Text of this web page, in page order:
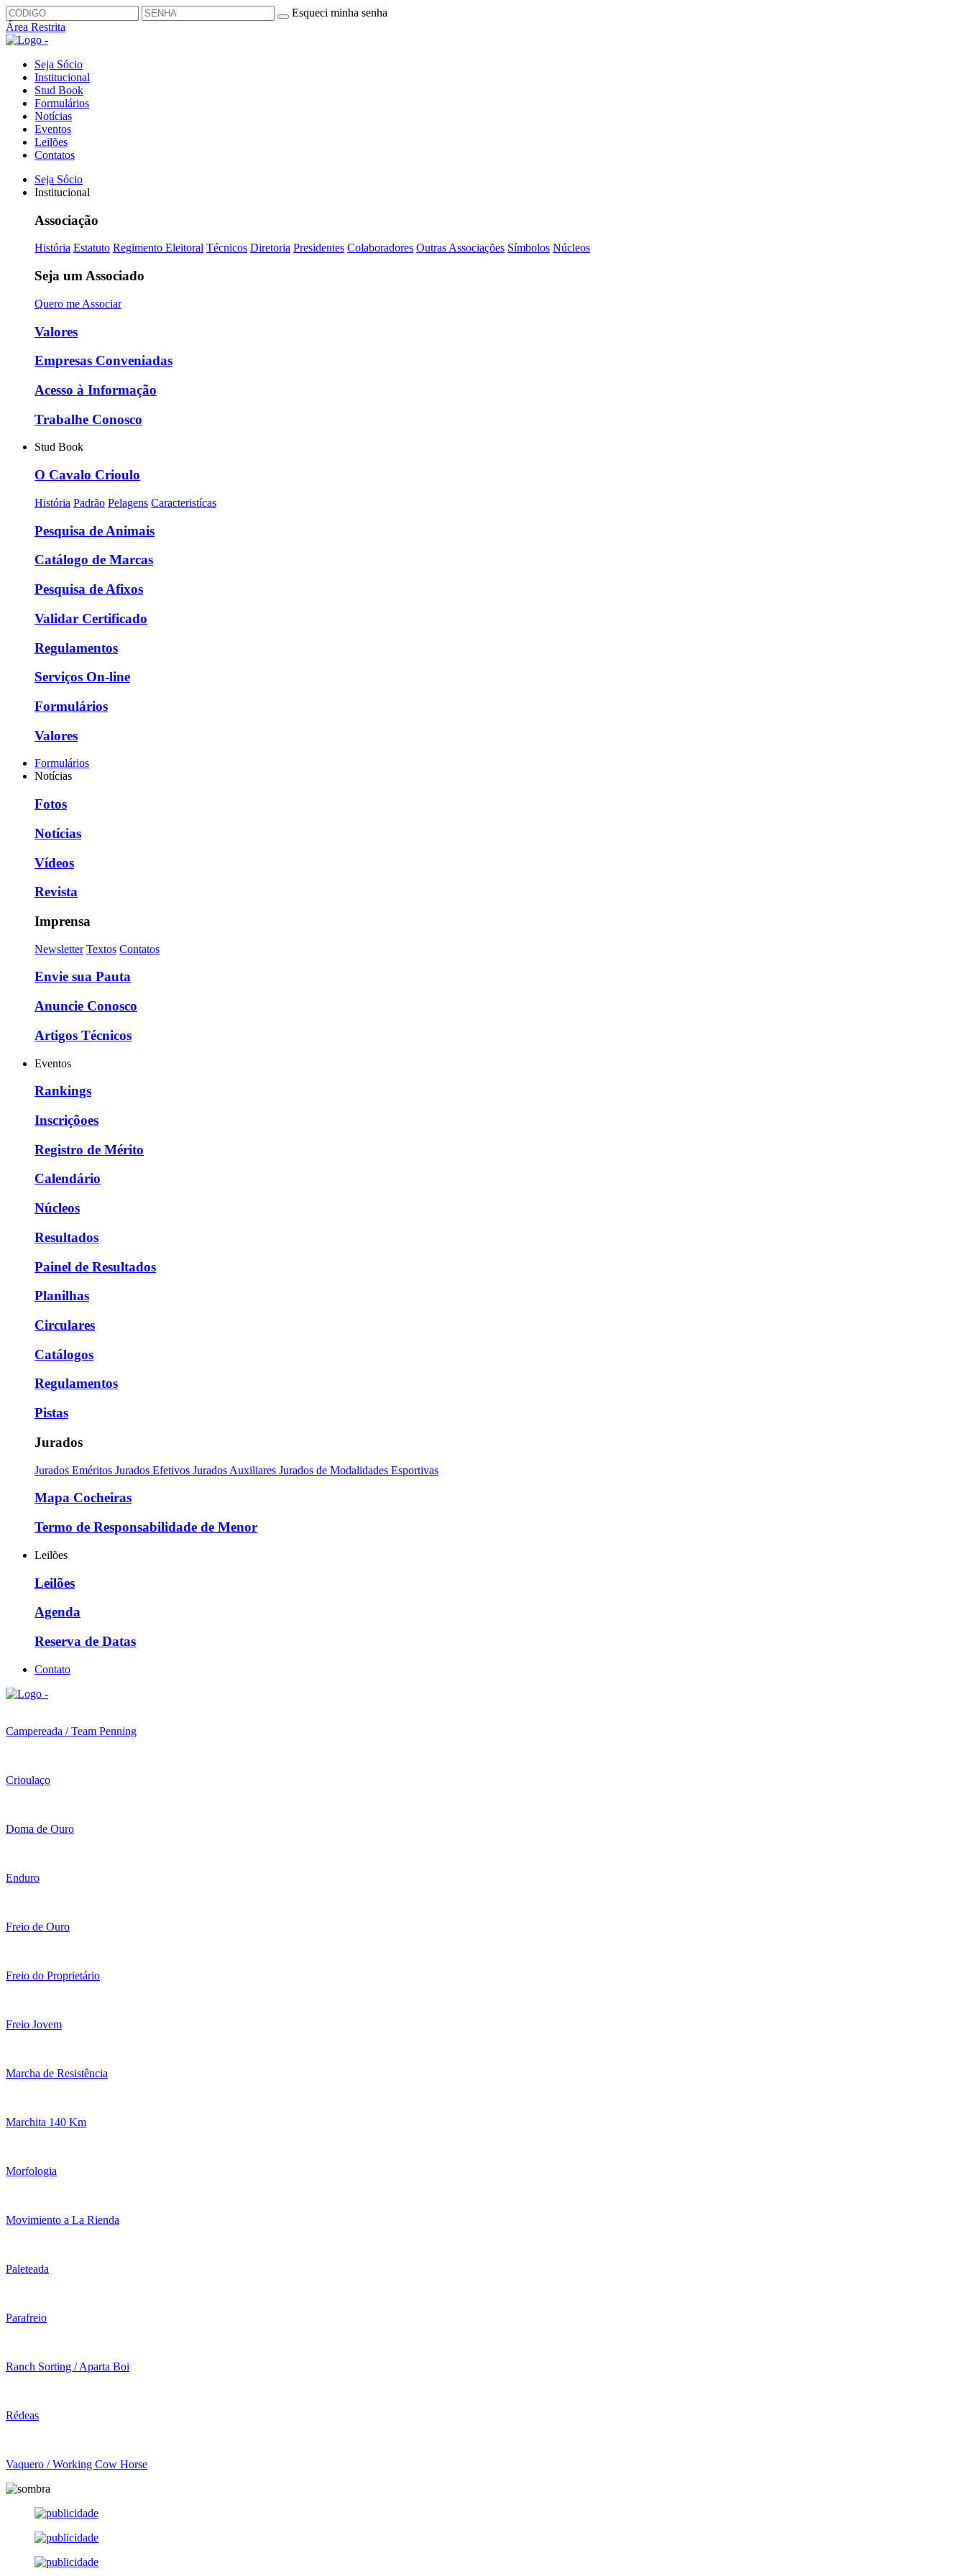
Esqueci minha senha
Área Restrita
Seja Sócio
Institucional
Stud Book
Formulários
Notícias
Eventos
Leilões
Contatos
Seja Sócio
Institucional
Associação
História Estatuto Regimento Eleitoral Técnicos Diretoria Presidentes Colaboradores Outras Associações Símbolos Núcleos
Seja um Associado
Quero me Associar
Valores
Empresas Conveniadas
Acesso à Informação
Trabalhe Conosco
Stud Book
O Cavalo Crioulo
História Padrão Pelagens Caracteristícas
Pesquisa de Animais
Catálogo de Marcas
Pesquisa de Afixos
Validar Certificado
Regulamentos
Serviços On-line
Formulários
Valores
Formulários
Notícias
Fotos
Notícias
Vídeos
Revista
Imprensa
Newsletter Textos Contatos
Envie sua Pauta
Anuncie Conosco
Artigos Técnicos
Eventos
Rankings
Inscriçõoes
Registro de Mérito
Calendário
Núcleos
Resultados
Painel de Resultados
Planilhas
Circulares
Catálogos
Regulamentos
Pistas
Jurados
Jurados Eméritos Jurados Efetivos Jurados Auxiliares Jurados de Modalidades Esportivas
Mapa Cocheiras
Termo de Responsabilidade de Menor
Leilões
Leilões
Agenda
Reserva de Datas
Contato
Campereada / Team Penning
Crioulaço
Doma de Ouro
Enduro
Freio de Ouro
Freio do Proprietário
Freio Jovem
Marcha de Resistência
Marchita 140 Km
Morfologia
Movimiento a La Rienda
Paleteada
Parafreio
Ranch Sorting / Aparta Boi
Rédeas
Vaquero / Working Cow Horse